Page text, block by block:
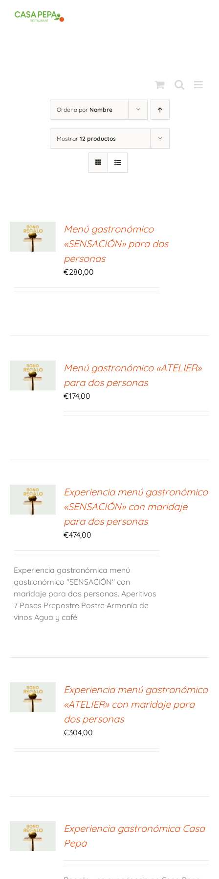
Ordena por Nombre
Mostrar 12 productos
Menú gastronómico
«SENSACIÓN» para dos
personas
€280,00
Menú gastronómico «ATELIER»
para dos personas
€174,00
Experiencia menú gastronómico
«SENSACIÓN» con maridaje
para dos personas
€474,00
Experiencia gastronómica menú
gastronómico "SENSACIÓN" con
maridaje para dos personas. Aperitivos
7 Pases Prepostre Postre Armonía de
vinos Agua y café
Experiencia menú gastronómico
«ATELIER» con maridaje para
dos personas
€304,00
Experiencia gastronómica Casa
Pepa